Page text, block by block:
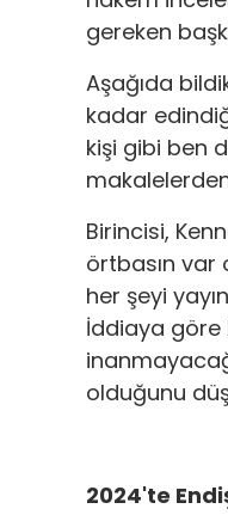
gereken
Aşağıda
kadar
kişi gibi ben
Birincisi,
örtbasın var
her şeyi
İddiaya göre
olduğunu
2024'te